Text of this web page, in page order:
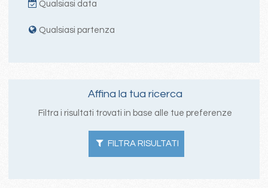
Qualsiasi data
Qualsiasi partenza
Affina la tua ricerca
Filtra i risultati trovati in base alle tue preferenze
FILTRA RISULTATI